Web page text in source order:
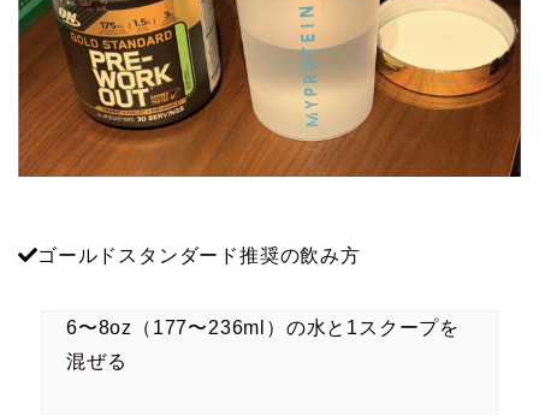
ゴールドスタンダード推奨の飲み方
6〜8oz（177〜236ml）の水と1スクープを
混ぜる